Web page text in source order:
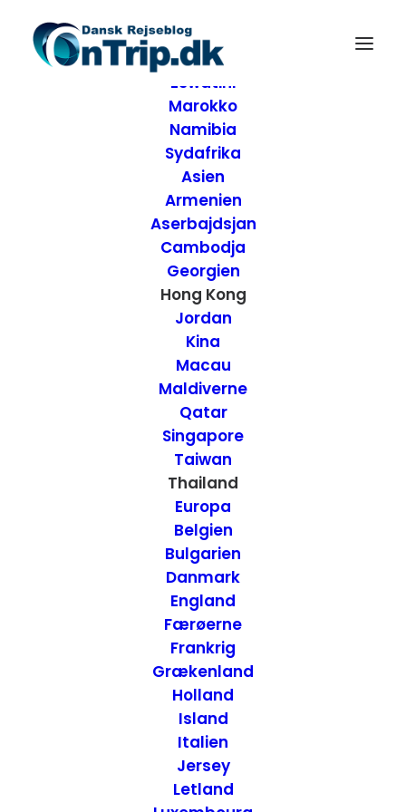
Destinationer
Afrika
Eswatini
Marokko
Namibia
Sydafrika
Asien
Armenien
Aserbajdsjan
Cambodja
Georgien
Hong Kong
Jordan
Kina
Macau
Maldiverne
Qatar
Singapore
Taiwan
Thailand
Europa
Belgien
Bulgarien
Danmark
England
Færøerne
Frankrig
Grækenland
Holland
Island
Italien
Jersey
Letland
De bedste
rejseoplevelser i 2013
USA,THAILAND
USA - MIDT COOK ISLANDS
INSPIRATION | BYANNETTE SEIER - ONTRIP.DK